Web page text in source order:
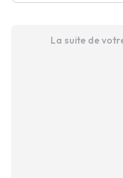
La suite de